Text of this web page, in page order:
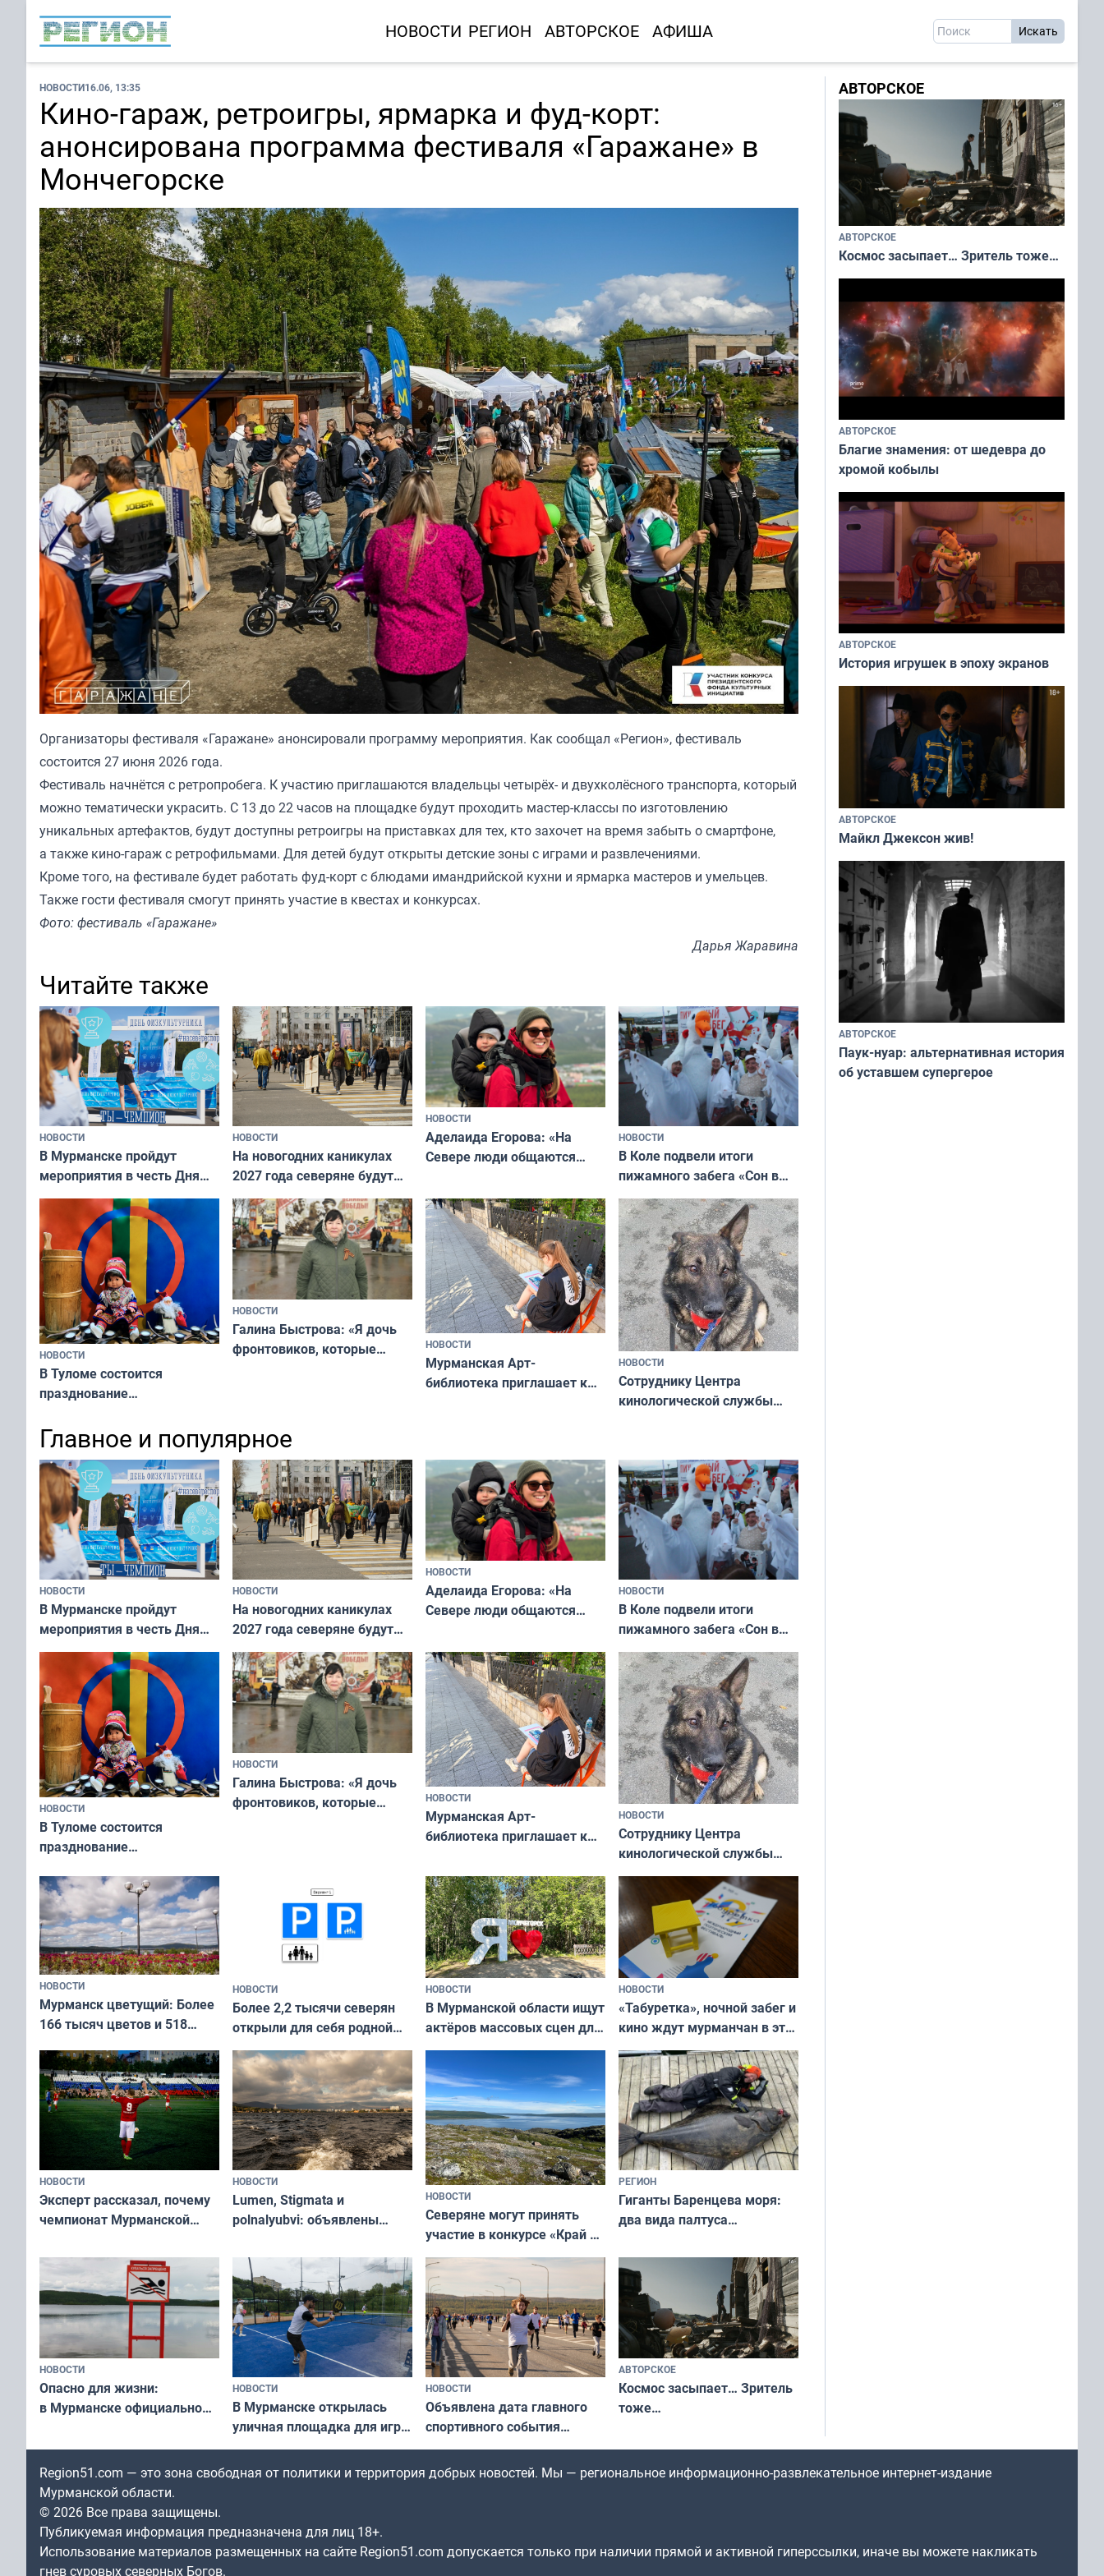
НОВОСТИ РЕГИОН АВТОРСКОЕ АФИША
НОВОСТИ16.06, 13:35
Кино-гараж, ретроигры, ярмарка и фуд-корт:
анонсирована программа фестиваля «Гаражане» в
Мончегорске
Организаторы фестиваля «Гаражане» анонсировали программу мероприятия. Каксообщал «Регион», фестиваль
состоится 27 июня 2026 года.
Фестиваль начнётся с ретропробега. К участию приглашаются владельцы четырёх- и двухколёсного транспорта, который
можно тематически украсить. С 13 до 22 часов на площадке будут проходить мастер-классы по изготовлению
уникальных артефактов, будут доступны ретроигры на приставках для тех, кто захочет на время забыть о смартфоне,
а также кино-гараж с ретрофильмами. Для детей будут открыты детские зоны с играми и развлечениями.
Кроме того, на фестивале будет работать фуд-корт с блюдами имандрийской кухни и ярмарка мастеров и умельцев.
Также гости фестиваля смогут принять участие в квестах и конкурсах.
Фото: фестиваль «Гаражане»
Дарья Жаравина
Читайте также
НОВОСТИ
В Мурманске пройдут
мероприятия в честь Дня
физкультурника
НОВОСТИ
На новогодних каникулах
2027 года северяне будут
отдыхать 11 дней
НОВОСТИ
Аделаида Егорова: «На
Севере люди общаются
а потому что
ты им интересен»
НОВОСТИ
В Коле подвели итоги
пижамного забега «Сон в
Олимпийскую ночь»
НОВОСТИ
В Туломе состоится
празднование
коренных народов мира
НОВОСТИ
Галина Быстрова: «Я дочь
фронтовиков, которые
НОВОСТИ
Мурманская Арт-
библиотека приглашает к
НОВОСТИ
Сотруднику Центра
кинологической службы
Главное и популярное
НОВОСТИ
В Мурманске пройдут
мероприятия в честь Дня
физкультурника
НОВОСТИ
На новогодних каникулах
2027 года северяне будут
отдыхать 11 дней
НОВОСТИ
Аделаида Егорова: «На
Севере люди общаются
а потому что
ты им интересен»
НОВОСТИ
В Коле подвели итоги
пижамного забега «Сон в
Олимпийскую ночь»
НОВОСТИ
В Туломе состоится
празднование
коренных народов мира
НОВОСТИ
Галина Быстрова: «Я дочь
фронтовиков, которые
НОВОСТИ
Мурманская Арт-
библиотека приглашает к
и фотографов
НОВОСТИ
Сотруднику Центра
кинологической службы
ищут новый дом
НОВОСТИ
Мурманск цветущий: Более
166 тысяч цветов и 518
НОВОСТИ
Более 2,2 тысячи северян
открыли для себя родной
край в рамках проекта
«Туризм для своих»
НОВОСТИ
В Мурманской области ищут
актёров массовых сцен для
съёмок в
короткометражном фильме
НОВОСТИ
«Табуретка», ночной забег и
кино ждут мурманчан в эти
выходные
НОВОСТИ
Эксперт рассказал, почему
чемпионат Мурманской
незамеченным
НОВОСТИ
Lumen, Stigmata и
polnalyubvi: объявлены
«Имандра» в 2026 года
НОВОСТИ
Северяне могут принять
участие в конкурсе «Край у
северной границы: фотогид
по Печенгскому округу»
РЕГИОН
Гиганты Баренцева моря:
два вида палтуса
НОВОСТИ
Опасно для жизни:
в Мурманске официально
в городских водоёмах
НОВОСТИ
В Мурманске открылась
уличная площадка для игры
в падел
НОВОСТИ
Объявлена дата главного
спортивного события
Заполярья: как зарождался
фестиваль «Гольфстрим»
АВТОРСКОЕ
Космос засыпает… Зритель
тоже…
АВТОРСКОЕ
АВТОРСКОЕ
Космос засыпает… Зритель тоже…
АВТОРСКОЕ
Благие знамения: от шедевра до
хромой кобылы
АВТОРСКОЕ
История игрушек в эпоху экранов
АВТОРСКОЕ
Майкл Джексон жив!
АВТОРСКОЕ
Паук-нуар: альтернативная история
об уставшем супергерое
Region51.com — это зона свободная от политики и территория добрых новостей. Мы — региональное информационно-развлекательное интернет-издание
Мурманской области.
© 2026 Все права защищены.
Публикуемая информация предназначена для лиц 18+.
Использование материалов размещенных на сайте Region51.com допускается только при наличии прямой и активной гиперссылки, иначе вы можете накликать
гнев суровых северных Богов.